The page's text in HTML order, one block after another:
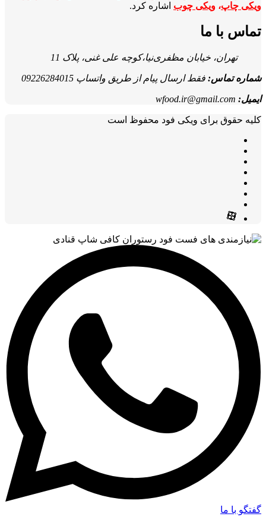
ویکی چاپ، ویکی چوب اشاره کرد.
تماس با ما
تهران، خیابان مظفری‌نیا،کوچه علی غنی، پلاک 11
شماره تماس: فقط ارسال پیام از طریق واتساپ 09226284015
ایمیل: wfood.ir@gmail.com
کلیه حقوق برای ویکی فود محفوظ است
گفتگو با ما